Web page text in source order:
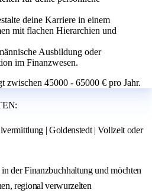
deine Karriere in einem
mit flachen Hierarchien und
Ausbildung oder
im Finanzwesen.
zwischen 45000 - 65000 € pro Jahr.
| Goldenstedt | Vollzeit oder
der Finanzbuchhaltung und möchten
regional verwurzelten